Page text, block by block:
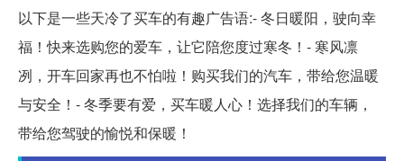
以下是一些天冷了买车的有趣广告语:- 冬日暖阳，驶向幸
福！快来选购您的爱车，让它陪您度过寒冬！- 寒风凛
冽，开车回家再也不怕啦！购买我们的汽车，带给您温暖
与安全！- 冬季要有爱，买车暖人心！选择我们的车辆，
带给您驾驶的愉悦和保暖！